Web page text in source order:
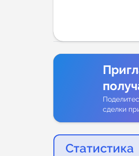
сделки
Статистика